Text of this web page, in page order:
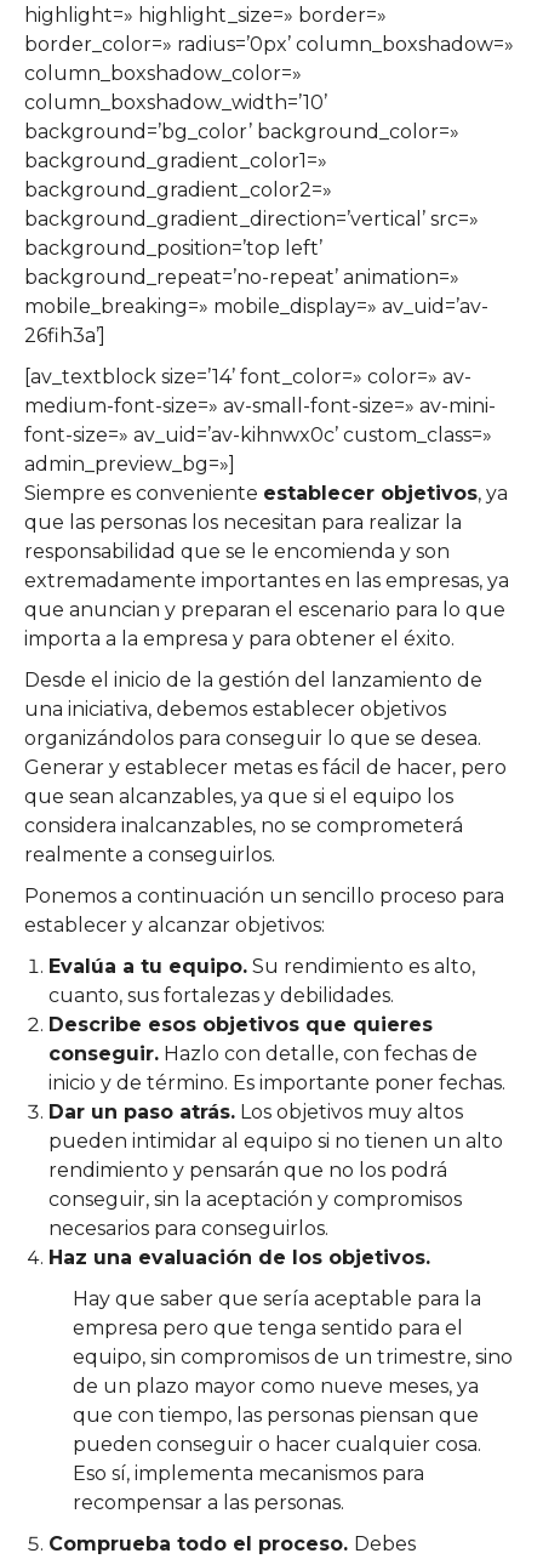
highlight=» highlight_size=» border=»
border_color=» radius=’0px’ column_boxshadow=»
column_boxshadow_color=»
column_boxshadow_width=’10’
background=’bg_color’ background_color=»
background_gradient_color1=»
background_gradient_color2=»
background_gradient_direction=’vertical’ src=»
background_position=’top left’
background_repeat=’no-repeat’ animation=»
mobile_breaking=» mobile_display=» av_uid=’av-
26fih3a’]
[av_textblock size=’14’ font_color=» color=» av-
medium-font-size=» av-small-font-size=» av-mini-
font-size=» av_uid=’av-kihnwx0c’ custom_class=»
admin_preview_bg=»]
Siempre es conveniente establecer objetivos, ya
que las personas los necesitan para realizar la
responsabilidad que se le encomienda y son
extremadamente importantes en las empresas, ya
que anuncian y preparan el escenario para lo que
importa a la empresa y para obtener el éxito.
Desde el inicio de la gestión del lanzamiento de
una iniciativa, debemos establecer objetivos
organizándolos para conseguir lo que se desea.
Generar y establecer metas es fácil de hacer, pero
que sean alcanzables, ya que si el equipo los
considera inalcanzables, no se comprometerá
realmente a conseguirlos.
Ponemos a continuación un sencillo proceso para
establecer y alcanzar objetivos:
Evalúa a tu equipo. Su rendimiento es alto,
cuanto, sus fortalezas y debilidades.
Describe esos objetivos que quieres
conseguir. Hazlo con detalle, con fechas de
inicio y de término. Es importante poner fechas.
Dar un paso atrás. Los objetivos muy altos
pueden intimidar al equipo si no tienen un alto
rendimiento y pensarán que no los podrá
conseguir, sin la aceptación y compromisos
necesarios para conseguirlos.
Haz una evaluación de los objetivos.
Hay que saber que sería aceptable para la
empresa pero que tenga sentido para el
equipo, sin compromisos de un trimestre, sino
de un plazo mayor como nueve meses, ya
que con tiempo, las personas piensan que
pueden conseguir o hacer cualquier cosa.
Eso sí, implementa mecanismos para
recompensar a las personas.
Comprueba todo el proceso. Debes